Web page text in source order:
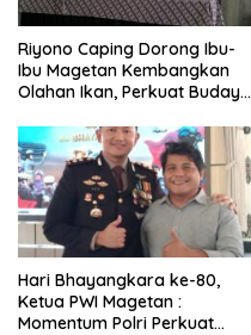
Riyono Caping Dorong Ibu-
Ibu Magetan Kembangkan
Olahan Ikan, Perkuat Budaya
Hari Bhayangkara ke-80,
Ketua PWI Magetan :
Momentum Polri Perkuat